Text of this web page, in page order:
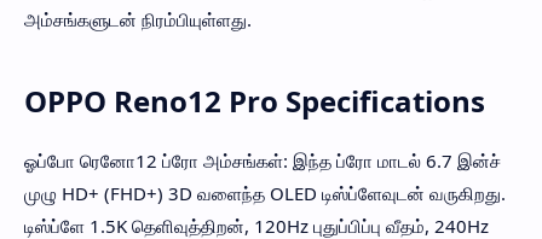
அம்சங்களுடன் நிரம்பியுள்ளது.
OPPO Reno12 Pro Specifications
ஓப்போ ரெனோ12 ப்ரோ அம்சங்கள்: இந்த ப்ரோ மாடல் 6.7 இன்ச்
முழு HD+ (FHD+) 3D வளைந்த OLED டிஸ்ப்ளேவுடன் வருகிறது.
டிஸ்ப்ளே 1.5K தெளிவுத்திறன், 120Hz புதுப்பிப்பு வீதம், 240Hz